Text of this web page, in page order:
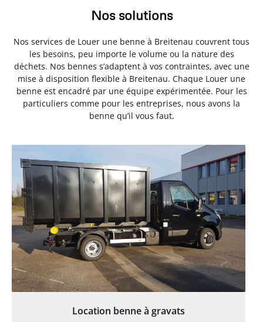
Nos solutions
Nos services de Louer une benne à Breitenau couvrent tous
les besoins, peu importe le volume ou la nature des
déchets. Nos bennes s’adaptent à vos contraintes, avec une
mise à disposition flexible à Breitenau. Chaque Louer une
benne est encadré par une équipe expérimentée. Pour les
particuliers comme pour les entreprises, nous avons la
benne qu’il vous faut.
Location benne à gravats